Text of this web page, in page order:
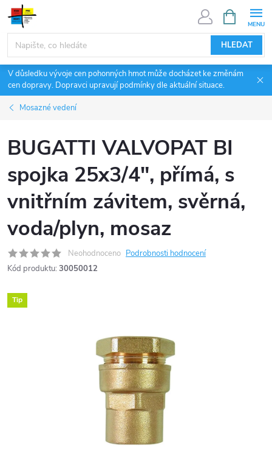
Přejít
obsah
HLEDAT
NÁKUPNÍ
KOŠÍK
V důsledku vývoje cen pohonných hmot může docházet ke změnám
cen dopravy. Dopravci upravují podmínky dle aktuální situace.
Mosazné vedení
BUGATTI VALVOPAT BI
spojka 25x3/4", přímá, s
vnitřním závitem, svěrná,
voda/plyn, mosaz
Neohodnoceno Podrobnosti hodnocení
Kód produktu: 30050012
Tip